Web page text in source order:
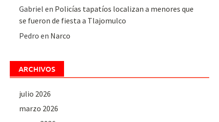
Gabriel en Policías tapatíos localizan a menores que
se fueron de fiesta a Tlajomulco
Pedro en Narco
ARCHIVOS
julio 2026
marzo 2026